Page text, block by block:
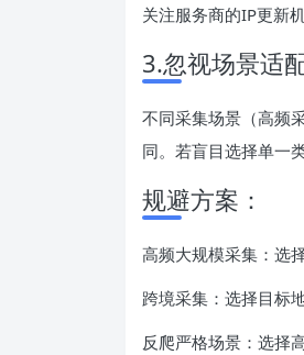
关注服务商的IP更新
3.忽视场景适
不同采集场景（高频
同。若盲目选择单一
规避方案：
高频大规模采集：选
跨境采集：选择目标
反爬严格场景：选择